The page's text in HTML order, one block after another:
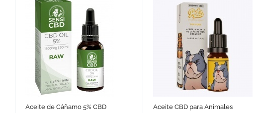
Aceite de Cáñamo 5% CBD Aceite CBD para Animales